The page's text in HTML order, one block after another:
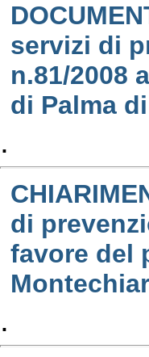
servizi di
n.81/2008
di Palma
.
di
favore del
.